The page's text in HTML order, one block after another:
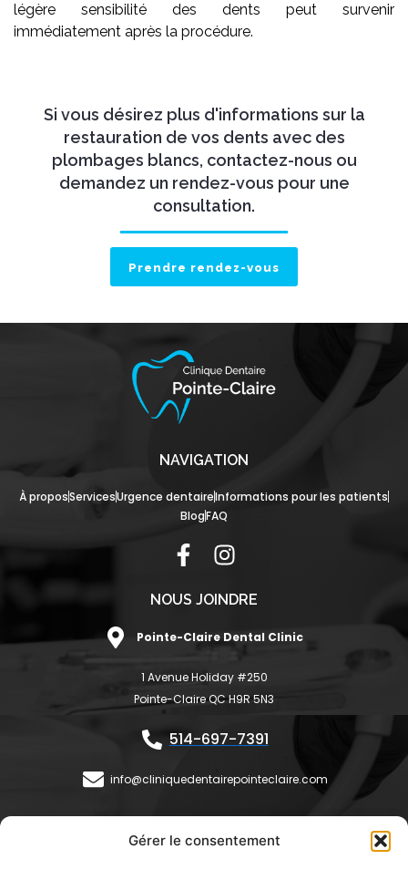
Gérer le consentement
légère sensibilité des dents peut survenir
immédiatement après la procédure.
Si vous désirez plus d'informations sur la
restauration de vos dents avec des
plombages blancs, contactez-nous ou
demandez un rendez-vous pour une
consultation.
Prendre rendez-vous
NAVIGATION
À proposServicesUrgence dentaireInformations pour les patients
BlogFAQ
F
c
b
o
o
-
I
s
a
g
r
m
NOUS JOINDRE
Pointe-Claire Dental Clinic
1 Avenue Holiday #250
Pointe-Claire QC H9R 5N3
514-697-7391
info@cliniquedentairepointeclaire.com
HEURES D'OUVERTURE